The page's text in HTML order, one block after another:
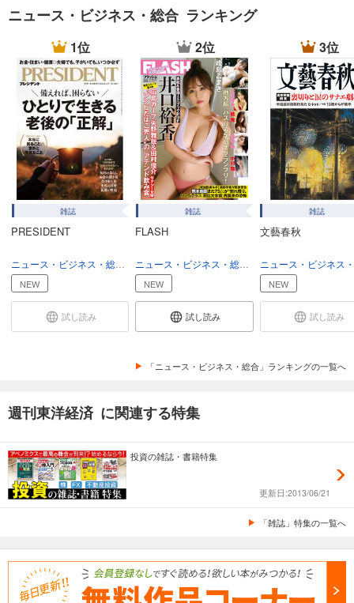
あらすじを表示する
週刊東洋経済 2025/12/20号
880円 (税込)
カート
試し読み
あらすじを表示する
週刊東洋経済 2025/12/13号
880円 (税込)
カート
試し読み
週刊東洋経済 2025/12/6号
880円 (税込)
あらすじを表示する
880 円 (税込)
あらすじを表示する
週刊東洋経済 2025/11/15号
試し読み
あらすじを表示する
ニュース・ビジネス・総合 ランキング
1位
雑誌
PRESIDENT
ビジネス
NEW
試し読み
2位
雑誌
FLASH
総合
NEW
試し読み
3位
雑誌
文藝春秋
NEW
試し読み
「ニュース・ビジネス・総合」ランキングの一覧へ
週刊東洋経済 に関連する特集
投資の雑誌・書籍特集
更新日:2013/06/21
「雑誌」特集の一覧へ